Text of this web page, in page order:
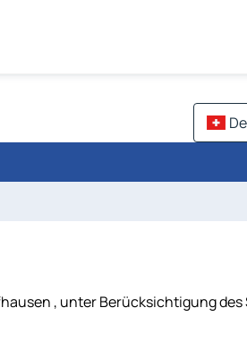
, unter Berücksichtigung